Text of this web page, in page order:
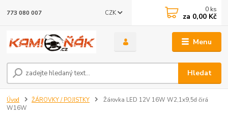
Menu
CZK
Hledat
773 080 007 0 ks
za 0,00 Kč
Úvod ŽÁROVKY / POJISTKY
Žárovka LED 12V 16W W2,1x9,5d čirá
W16W